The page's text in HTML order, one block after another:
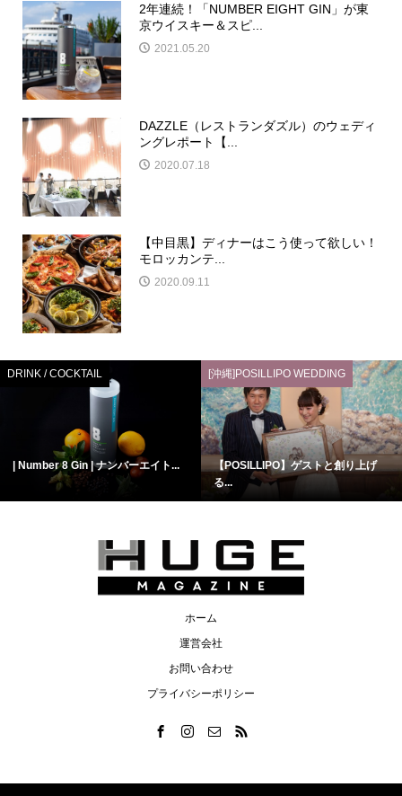
2年連続！「NUMBER EIGHT GIN」が東
京ウイスキー＆スピ...
2021.05.20
DAZZLE（レストランダズル）のウェディ
ングレポート【...
2020.07.18
【中目黒】ディナーはこう使って欲しい！
モロッカンテ...
2020.09.11
DRINK / COCKTAIL
| Number 8 Gin | ナンバーエイト...
[沖縄]POSILLIPO WEDDING
【POSILLIPO】ゲストと創り上げ
る...
ホーム
運営会社
お問い合わせ
プライバシーポリシー